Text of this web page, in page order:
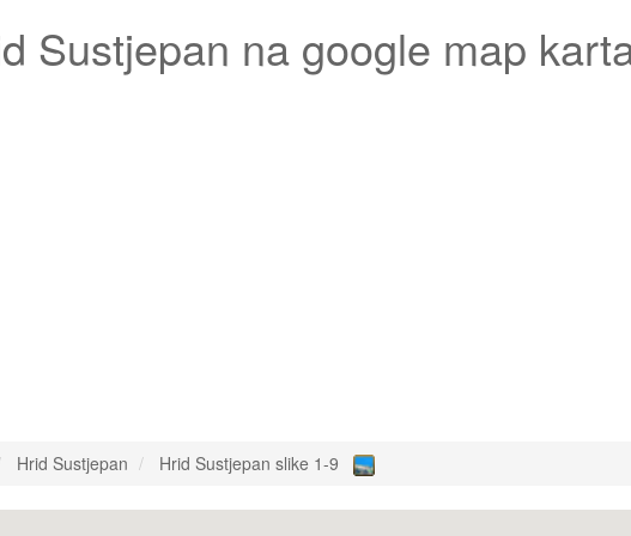
Sustjepan na google map
Hrid Sustjepan Hrid Sustjepan slike 1-9